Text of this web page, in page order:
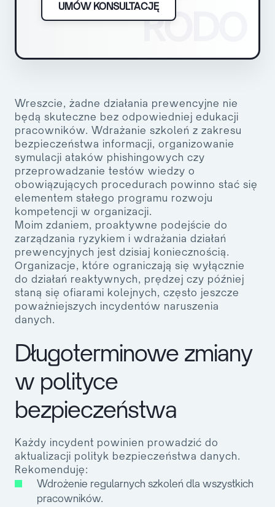
RODO
UMÓW KONSULTACJĘ
Wreszcie, żadne działania prewencyjne nie
będą skuteczne bez odpowiedniej edukacji
pracowników. Wdrażanie szkoleń z zakresu
bezpieczeństwa informacji, organizowanie
symulacji ataków phishingowych czy
przeprowadzanie testów wiedzy o
obowiązujących procedurach powinno stać się
elementem stałego programu rozwoju
kompetencji w organizacji.
Moim zdaniem, proaktywne podejście do
zarządzania ryzykiem i wdrażania działań
prewencyjnych jest dzisiaj koniecznością.
Organizacje, które ograniczają się wyłącznie
do działań reaktywnych, prędzej czy później
staną się ofiarami kolejnych, często jeszcze
poważniejszych incydentów naruszenia
danych.
Długoterminowe zmiany
w polityce
bezpieczeństwa
Każdy incydent powinien prowadzić do
aktualizacji polityk bezpieczeństwa danych.
Rekomenduję:
Wdrożenie regularnych szkoleń dla wszystkich
pracowników.